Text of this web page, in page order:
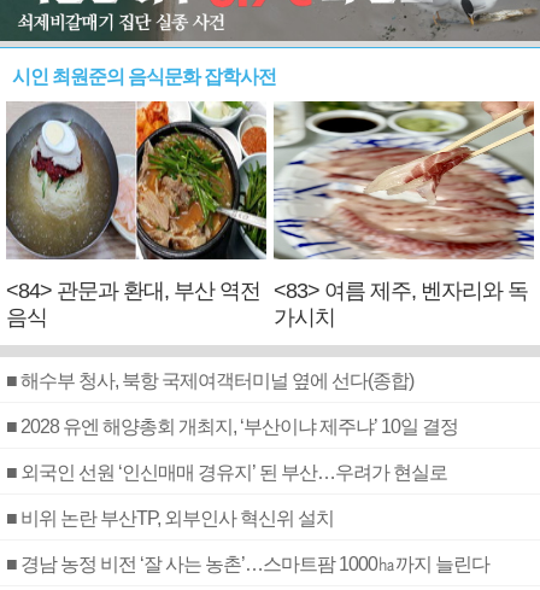
시인 최원준의 음식문화 잡학사전
<84> 관문과 환대, 부산 역전
음식
<83> 여름 제주, 벤자리와 독
가시치
■ 해수부 청사, 북항 국제여객터미널 옆에 선다(종합)
■ 2028 유엔 해양총회 개최지, ‘부산이냐 제주냐’ 10일 결정
■ 외국인 선원 ‘인신매매 경유지’ 된 부산…우려가 현실로
■ 비위 논란 부산TP, 외부인사 혁신위 설치
■ 경남 농정 비전 ‘잘 사는 농촌’…스마트팜 1000㏊까지 늘린다